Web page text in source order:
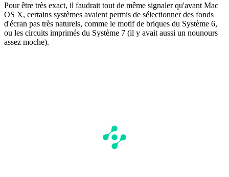
Pour être très exact, il faudrait tout de même signaler qu'avant Mac
OS X, certains systèmes avaient permis de sélectionner des fonds
d'écran pas très naturels, comme le motif de briques du Système 6,
ou les circuits imprimés du Système 7 (il y avait aussi un nounours
assez moche).